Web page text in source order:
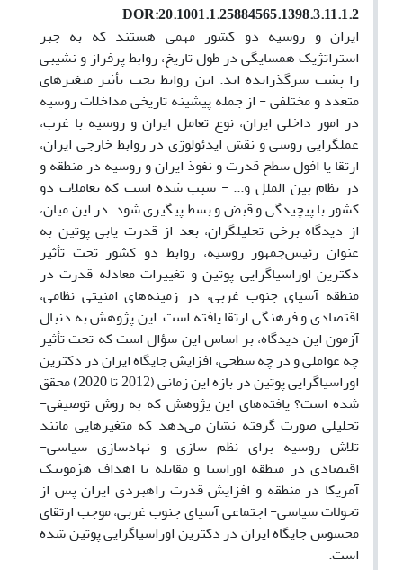
DOR:20.1001.1.25884565.1398.3.11.1.2
ایران و روسیه دو کشور مهمی هستند که به جبر
استراتژیک همسایگی در طول تاریخ، روابط پرفراز و نشیبی
را پشت سرگذرانده اند. این روابط تحت تأثیر متغیرهای
متعدد و مختلفی - از جمله پیشینه تاریخی مداخلات روسیه
در امور داخلی ایران، نوع تعامل ایران و روسیه با غرب،
عملگرایی روسی و نقش ایدئولوژی در روابط خارجی ایران،
ارتقا یا افول سطح قدرت و نفوذ ایران و روسیه در منطقه و
در نظام بین الملل و... - سبب شده است که تعاملات دو
کشور با پیچیدگی و قبض و بسط پیگیری شود. در این میان،
از دیدگاه برخی تحلیلگران، بعد از قدرت یابی پوتین به
عنوان رئیس‌جمهور روسیه، روابط دو کشور تحت تأثیر
دکترین اوراسیاگرایی پوتین و تغییرات معادله قدرت در
منطقه آسیای جنوب غربی، در زمینه‌های امنیتی نظامی،
اقتصادی و فرهنگی ارتقا یافته است. این پژوهش به دنبال
آزمون این دیدگاه، بر اساس این سؤال است که تحت تأثیر
چه عواملی و در چه سطحی، افزایش جایگاه ایران در دکترین
اوراسیاگرایی پوتین در بازه این زمانی (2012 تا 2020) محقق
شده است؟ یافته‌های این پژوهش که به روش توصیفی-
تحلیلی صورت گرفته نشان می‌دهد که متغیرهایی مانند
تلاش روسیه برای نظم سازی و نهادسازی سیاسی-
اقتصادی در منطقه اوراسیا و مقابله با اهداف هژمونیک
آمریکا در منطقه و افزایش قدرت راهبردی ایران پس از
تحولات سیاسی- اجتماعی آسیای جنوب غربی، موجب ارتقای
محسوس جایگاه ایران در دکترین اوراسیاگرایی پوتین شده
است.